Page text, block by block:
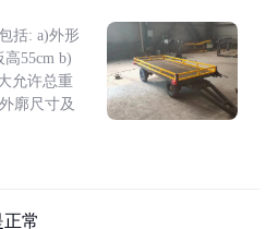
括: a)外形
高55cm b)
允许总重
廓尺寸及
常